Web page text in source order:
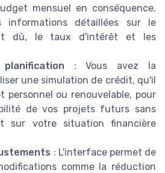
mensuel en conséquence.
informations détaillées sur le
dû, le taux d'intérêt et les
: Vous avez la
une simulation de crédit, qu'il
personnel ou renouvelable, pour
de vos projets futurs sans
sur votre situation financière
: L'interface permet de
comme la réduction